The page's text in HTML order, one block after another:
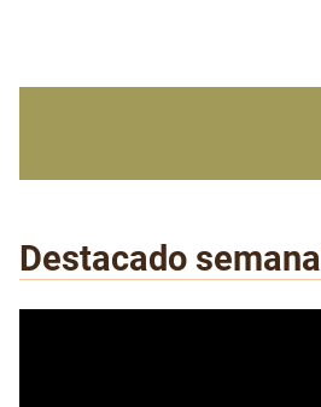
Destacado semanal